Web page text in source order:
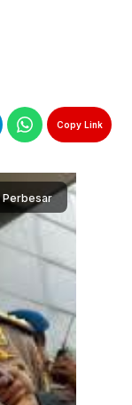
Copy Link
Perbesar